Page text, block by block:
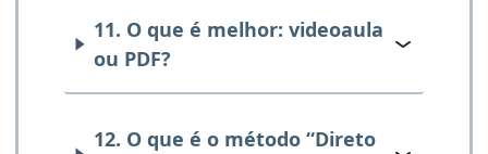
11. O que é melhor: videoaula
ou PDF?
12. O que é o método “Direto